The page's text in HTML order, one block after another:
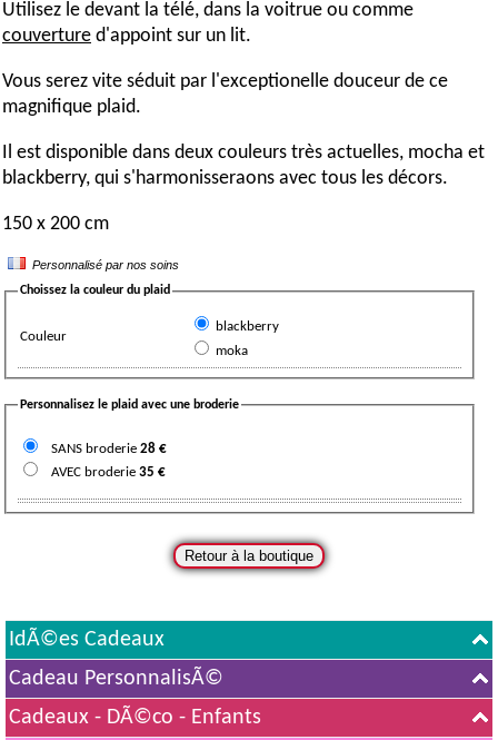
Utilisez le devant la télé, dans la voitrue ou comme
couverture d'appoint sur un lit.
Vous serez vite séduit par l'exceptionelle douceur de ce
magnifique plaid.
Il est disponible dans deux couleurs très actuelles, mocha et
blackberry, qui s'harmonisseraons avec tous les décors.
150 x 200 cm
Personnalisé par nos soins
Choissez la couleur du plaid
Couleur
blackberry
moka
Personnalisez le plaid avec une broderie
SANS broderie 28€
AVEC broderie 35 €
IdÃ©es Cadeaux
Cadeau PersonnalisÃ©
Cadeaux - DÃ©co - Enfants